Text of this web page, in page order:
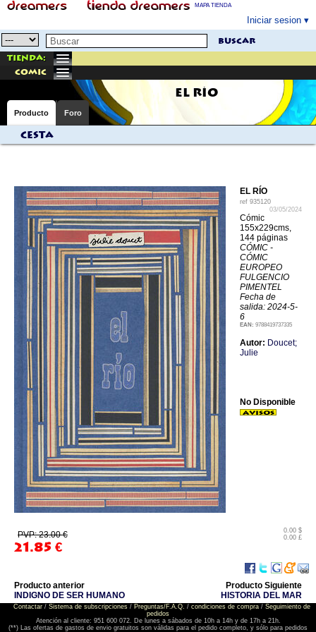
MAPA TIENDA
Iniciar sesion
buscar
Tienda:
comic
EL RÍO
Producto Foro
Cesta
EL RÍO
ref 935120
03/05/2024
Cómic
155x229cms,
144 páginas
CÓMIC -
CÓMIC
EUROPEO
FULGENCIO
PIMENTEL
Fecha de
salida: 2024-5-
6
EAN: 9788419737335
Autor: Doucet;
Julie
PVP: 23.00 €
21.85 €
0.00 $
0.00 £
No Disponible
Producto anterior
INDIGNO DE SER HUMANO
Producto Siguiente
HISTORIA DEL MAR
Contactar/ Sistema de subscripciones/ Preguntas/F.A.Q. / condiciones de compra/ Seguimiento de
pedidos
Atención al cliente: 951 600 072. De lunes a sábados de 10h a 14h y de 17h a 21h.
(**) Las ofertas de gastos de envio gratuitos son válidas para el pedido completo, y sólo para pedidos